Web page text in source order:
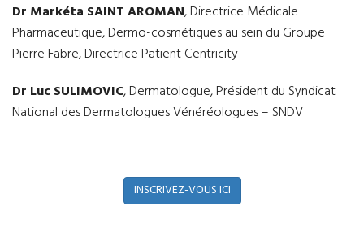
Dr Markéta SAINT AROMAN, Directrice Médicale
Pharmaceutique, Dermo-cosmétiques au sein du Groupe
Pierre Fabre, Directrice Patient Centricity
Dr Luc SULIMOVIC, Dermatologue, Président du Syndicat
National des Dermatologues Vénéréologues – SNDV
INSCRIVEZ-VOUS ICI